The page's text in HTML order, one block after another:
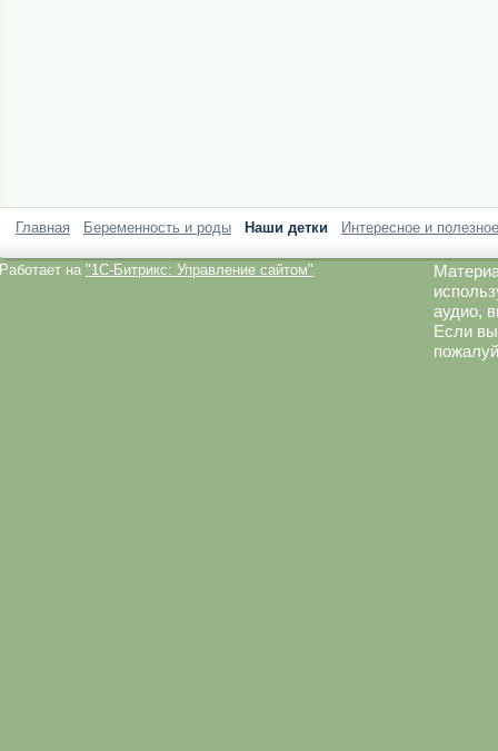
Главная Беременность и роды Наши детки Интересное и полезное
Работает на "1C-Битрикс: Управление сайтом"
аудио,
Если вы